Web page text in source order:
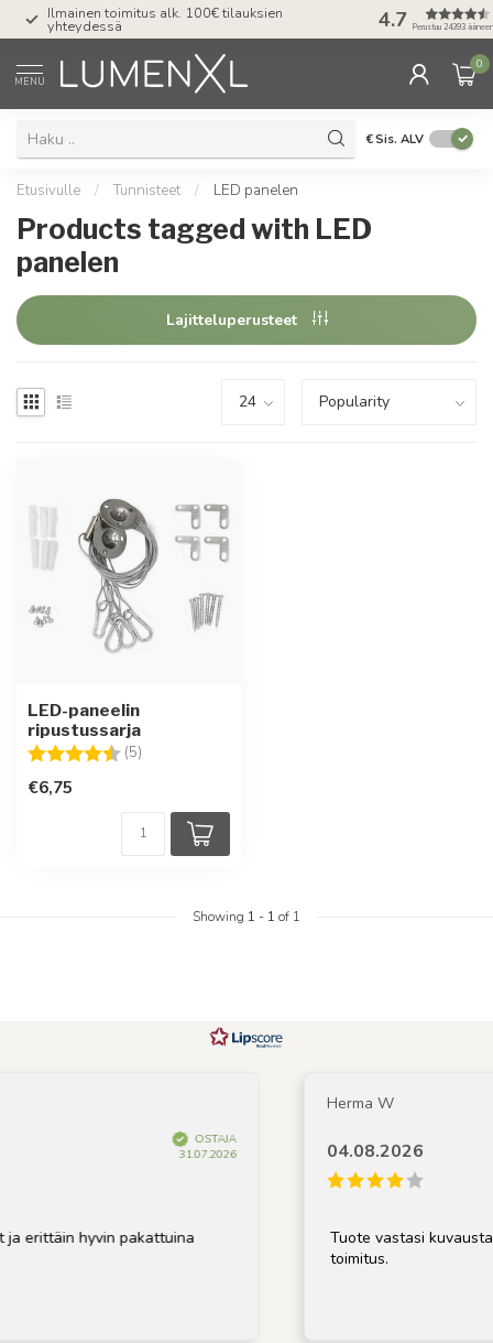
Ilmainen toimitus alk. 100€ tilauksien
yhteydessä Valaistus joka
4.7 Perustuu 24393
MENU
0
€Sis. ALV
Etusivulle / Tunnisteet / LED panelen
Products tagged with LED
panelen
Lajitteluperusteet
LED-paneelin
ripustussarja
Arvio:
(5)
€6,75
Showing 1 - 1 of 1
OSTAJA
31.07.2026
erittäin hyvin pakattuina
Herma W
04.08.2026
Tuote vastasi
toimitus.